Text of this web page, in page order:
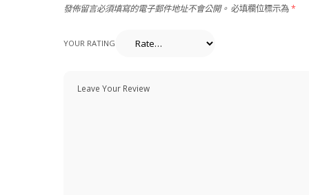
發佈留言必須填寫的電子郵件地址不會公開。 必填欄位標示為*
YOUR RATING